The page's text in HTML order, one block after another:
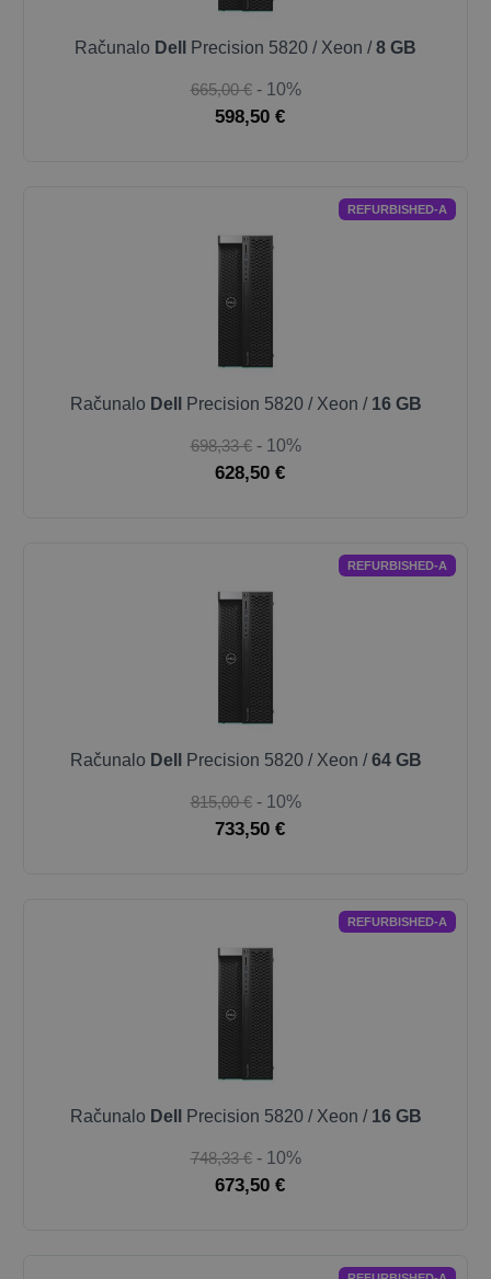
Računalo Dell Precision 5820 / Xeon /8 GB
665,00 € - 10%
598,50 €
REFURBISHED-A
Računalo Dell Precision 5820 / Xeon / 16 GB
698,33 € - 10%
628,50 €
REFURBISHED-A
Računalo Dell Precision 5820 / Xeon /64 GB
815,00 € - 10%
733,50 €
REFURBISHED-A
Računalo Dell Precision 5820 / Xeon / 16 GB
748,33 € - 10%
673,50 €